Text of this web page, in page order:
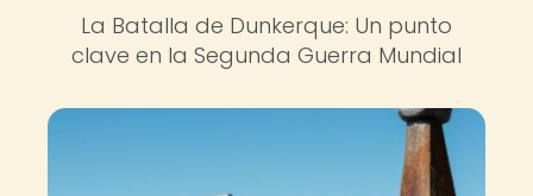
La Batalla de Dunkerque: Un punto
clave en la Segunda Guerra Mundial